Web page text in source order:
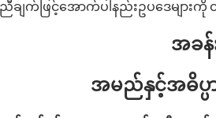
ျက်ဖြင့်‌အောက်ပါနည်းဥပ‌ဒေမျာ
အခန်
အမည်နှင့်အဓိပ္ပ